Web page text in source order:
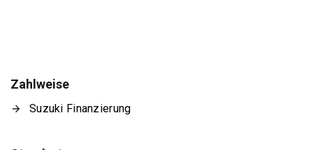
Zahlweise
Suzuki Finanzierung